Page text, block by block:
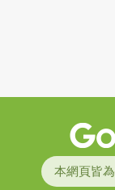
本網頁皆